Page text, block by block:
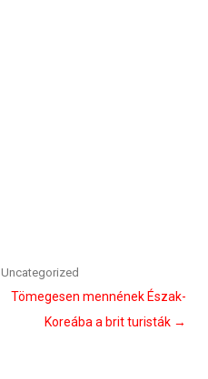
Uncategorized
Tömegesen mennének Észak-
Koreába a brit turisták →